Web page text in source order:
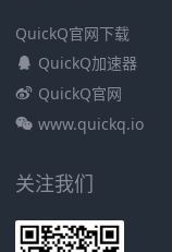
QuickQ官网下载
QuickQ加速器
QuickQ官网
www.quickq.io
关注我们